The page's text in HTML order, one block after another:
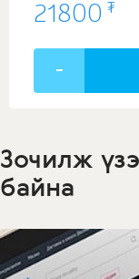
21800 ₮
Зочилж
байна